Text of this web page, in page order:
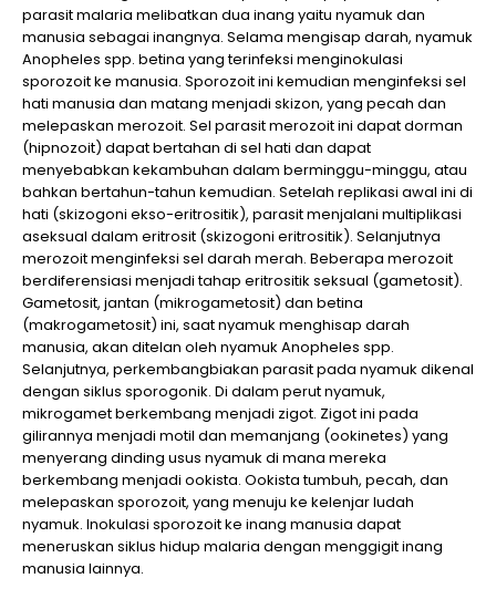
parasit malaria melibatkan dua inang yaitu nyamuk dan
manusia sebagai inangnya. Selama mengisap darah, nyamuk
Anopheles spp. betina yang terinfeksi menginokulasi
sporozoit ke manusia. Sporozoit ini kemudian menginfeksi sel
hati manusia dan matang menjadi skizon, yang pecah dan
melepaskan merozoit. Sel parasit merozoit ini dapat dorman
(hipnozoit) dapat bertahan di sel hati dan dapat
menyebabkan kekambuhan dalam berminggu-minggu, atau
bahkan bertahun-tahun kemudian. Setelah replikasi awal ini di
hati (skizogoni ekso-eritrositik), parasit menjalani multiplikasi
aseksual dalam eritrosit (skizogoni eritrositik). Selanjutnya
merozoit menginfeksi sel darah merah. Beberapa merozoit
berdiferensiasi menjadi tahap eritrositik seksual (gametosit).
Gametosit, jantan (mikrogametosit) dan betina
(makrogametosit) ini, saat nyamuk menghisap darah
manusia, akan ditelan oleh nyamuk Anopheles spp.
Selanjutnya, perkembangbiakan parasit pada nyamuk dikenal
dengan siklus sporogonik. Di dalam perut nyamuk,
mikrogamet berkembang menjadi zigot. Zigot ini pada
gilirannya menjadi motil dan memanjang (ookinetes) yang
menyerang dinding usus nyamuk di mana mereka
berkembang menjadi ookista. Ookista tumbuh, pecah, dan
melepaskan sporozoit, yang menuju ke kelenjar ludah
nyamuk. Inokulasi sporozoit ke inang manusia dapat
meneruskan siklus hidup malaria dengan menggigit inang
manusia lainnya.